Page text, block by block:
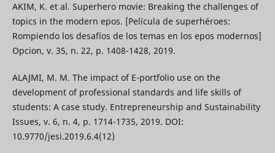
AKIM, K. et al. Superhero movie: Breaking the challenges of
topics in the modern epos. [Película de superhéroes:
Rompiendo los desafíos de los temas en los epos modernos]
Opcion, v. 35, n. 22, p. 1408-1428, 2019.
ALAJMI, M. M. The impact of E-portfolio use on the
development of professional standards and life skills of
students: A case study. Entrepreneurship and Sustainability
Issues, v. 6, n. 4, p. 1714-1735, 2019. DOI:
10.9770/jesi.2019.6.4(12)